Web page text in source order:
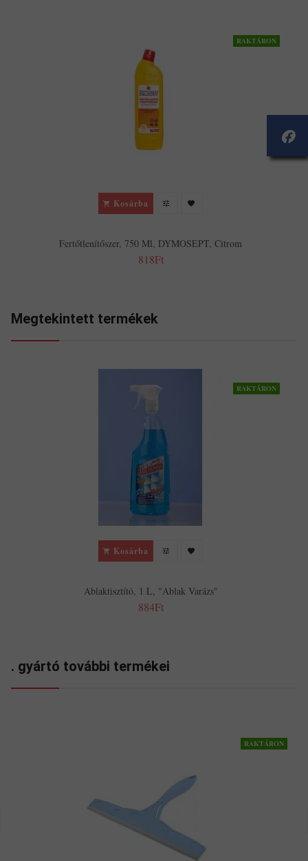
RAKTÁRON
Kosárba
Fertőtlenítőszer, 750 Ml, DYMOSEPT, Citrom
818Ft
Megtekintett termékek
RAKTÁRON
Kosárba
Ablaktisztító, 1 L, "Ablak Varázs"
884Ft
. gyártó további termékei
RAKTÁRON